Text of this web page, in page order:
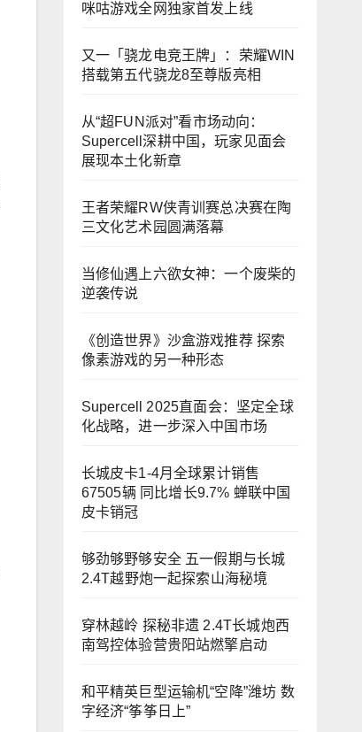
咪咕游戏全网独家首发上线
又一「骁龙电竞王牌」：荣耀WIN
搭载第五代骁龙8至尊版亮相
从“超FUN派对”看市场动向：
Supercell深耕中国，玩家见面会
展现本土化新章
王者荣耀RW侠青训赛总决赛在陶
三文化艺术园圆满落幕
当修仙遇上六欲女神：一个废柴的
逆袭传说
《创造世界》沙盒游戏推荐 探索
像素游戏的另一种形态
Supercell 2025直面会：坚定全球
化战略，进一步深入中国市场
长城皮卡1-4月全球累计销售
67505辆 同比增长9.7% 蝉联中国
皮卡销冠
够劲够野够安全 五一假期与长城
2.4T越野炮一起探索山海秘境
穿林越岭 探秘非遗 2.4T长城炮西
南驾控体验营贵阳站燃擎启动
和平精英巨型运输机“空降”潍坊 数
字经济“筝筝日上”